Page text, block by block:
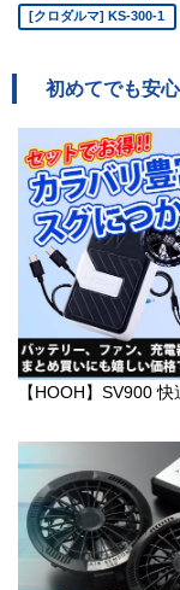
[クロダルマ] KS-300-1
初めてでも安
【HOOH】SV900